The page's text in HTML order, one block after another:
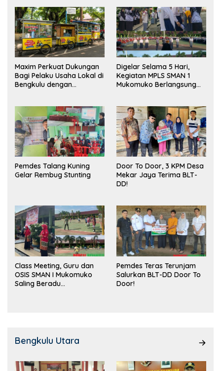
Maxim Perkuat Dukungan
Bagi Pelaku Usaha Lokal di
Bengkulu dengan
Pasar
Digelar Selama 5 Hari,
Kegiatan MPLS SMAN 1
Mukomuko Berlangsung
Pemdes Talang Kuning
Gelar Rembug Stunting
Door To Door, 3 KPM Desa
Mekar Jaya Terima BLT-
DD!
Class Meeting, Guru dan
OSIS SMAN I Mukomuko
Saling Beradu
Pemdes Teras Terunjam
Salurkan BLT-DD Door To
Door!
Bengkulu Utara